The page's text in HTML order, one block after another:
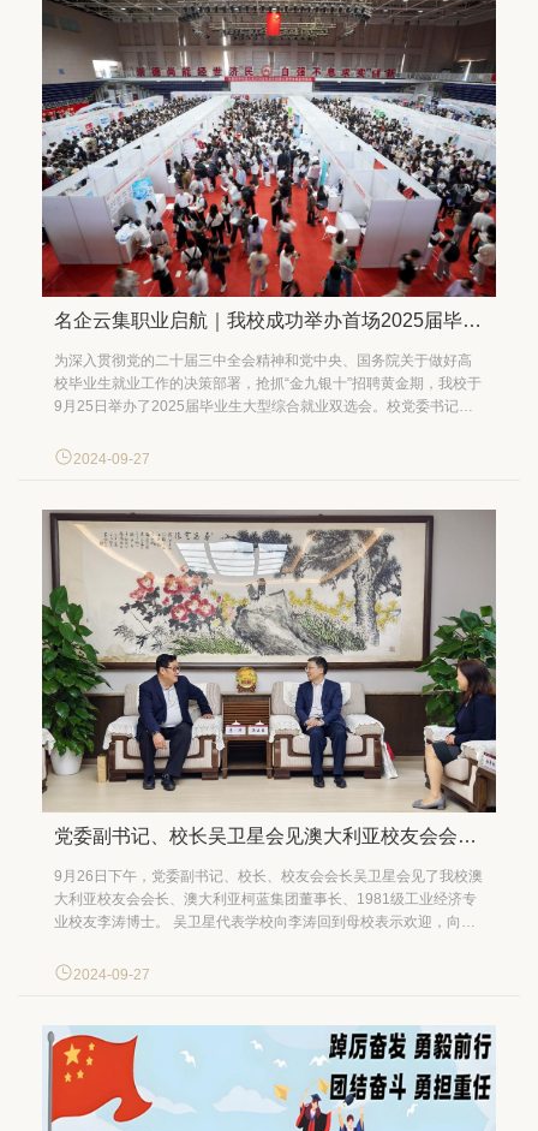
名企云集职业启航｜我校成功举办首场2025届毕业生大型综合就业双选会
为深入贯彻党的二十届三中全会精神和党中央、国务院关于做好高
校毕业生就业工作的决策部署，抢抓“金九银十”招聘黄金期，我校于
9月25日举办了2025届毕业生大型综合就业双选会。校党委书记王
与部分企业和学生深入交流，了解就业市场形势与学生就业观念。
2024-09-27
党委副书记、校长吴卫星会见澳大利亚校友会会长李涛
9月26日下午，党委副书记、校长、校友会会长吴卫星会见了我校澳
大利亚校友会会长、澳大利亚柯蓝集团董事长、1981级工业经济专
业校友李涛博士。 吴卫星代表学校向李涛回到母校表示欢迎，向长
人才培养、学科建设、科学研究、社会服务等方面取得的成绩。他
2024-09-27